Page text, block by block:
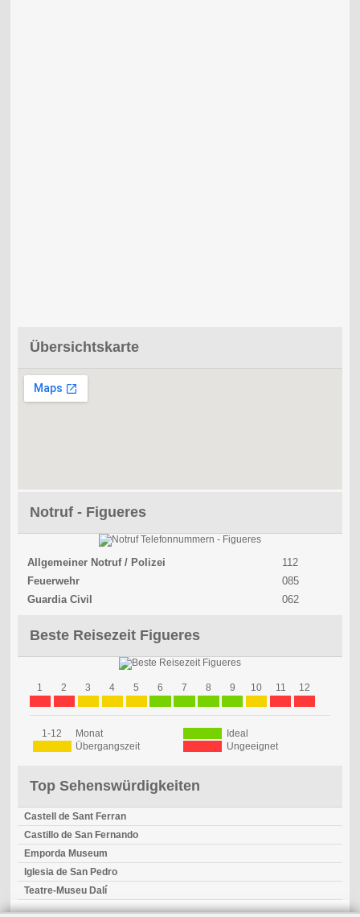
Übersichtskarte
Notruf - Figueres
Allgemeiner Notruf / Polizei
112
Feuerwehr
085
Guardia Civil
062
Beste Reisezeit Figueres
1 2 3 4 5 6 7 8 9 10 11 12
1-12 Monat
Ideal
Übergangszeit
Ungeeignet
Top Sehenswürdigkeiten
Castell de Sant Ferran
Castillo de San Fernando
Emporda Museum
Iglesia de San Pedro
Teatre-Museu Dalí